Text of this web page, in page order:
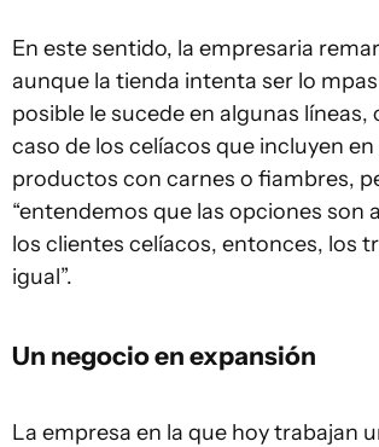
En este sentido, la empresaria
aunque la tienda intenta ser lo
posible le sucede en algunas líneas,
caso de los celíacos que incluyen
productos con carnes o fiambres,
“entendemos que las opciones son
los clientes celíacos, entonces, los
igual”.
Un negocio en expansión
La empresa en la que hoy trabajan